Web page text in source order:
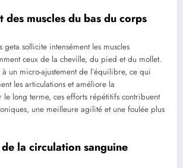
des muscles du bas du corps
geta sollicite intensément les muscles
ceux de la cheville, du pied et du mollet.
un micro-ajustement de l’équilibre, ce qui
les articulations et améliore la
long terme, ces efforts répétitifs contribuent
une meilleure agilité et une foulée plus
la circulation sanguine